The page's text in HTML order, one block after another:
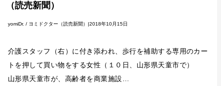
（読売新聞）
yomiDr. / ヨミドクター（読売新聞）|2018年10月15日
介護スタッフ（右）に付き添われ、歩行を補助する専用のカー
トを押して買い物をする女性（１０日、山形県天童市で）
山形県天童市が、高齢者を商業施設…